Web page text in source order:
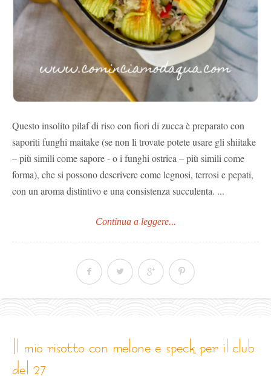
Questo insolito pilaf di riso con fiori di zucca è preparato con
saporiti funghi maitake (se non li trovate potete usare gli shiitake
– più simili come sapore - o i funghi ostrica – più simili come
forma), che si possono descrivere come legnosi, terrosi e pepati,
con un aroma distintivo e una consistenza succulenta. ...
Continua a leggere...
il mio risotto con melone e speck per il club
del 27